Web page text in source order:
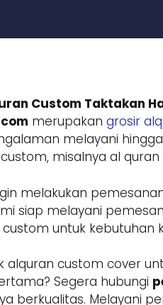
Custom Taktakan
merupakan grosir
melayani
misalnya al
melakukan
siap melayani
untuk kebutuhan
alquran custom cover
Segera hubungi
berkualitas. Melayani